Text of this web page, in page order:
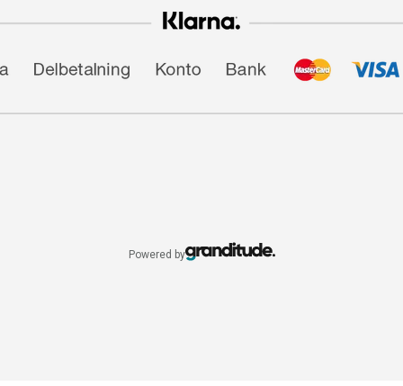
Powered by